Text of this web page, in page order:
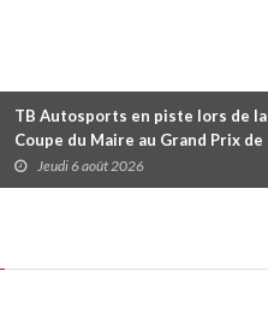
TB Autosports en piste lors de la
Coupe du Maire au Grand Prix de
Trois-Rivières
Jeudi 6 août 2026